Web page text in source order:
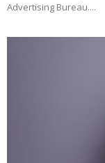
Advertising Bureau....